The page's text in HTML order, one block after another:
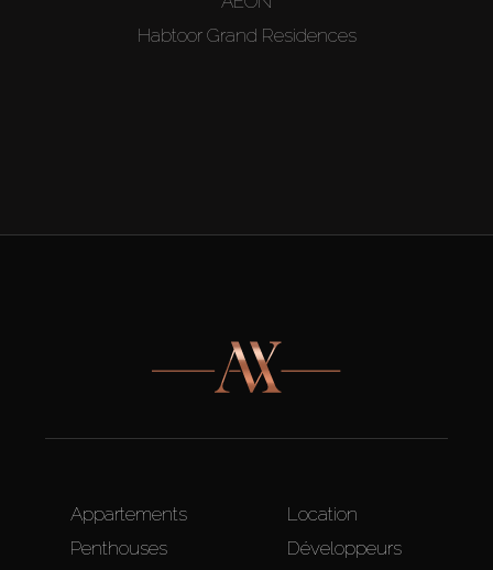
Habtoor Grand Residences
Appartements
Penthouses
Location
Développeurs